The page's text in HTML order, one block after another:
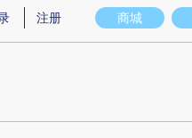
存在偏差。不代表财新观点和立场
商城
注册